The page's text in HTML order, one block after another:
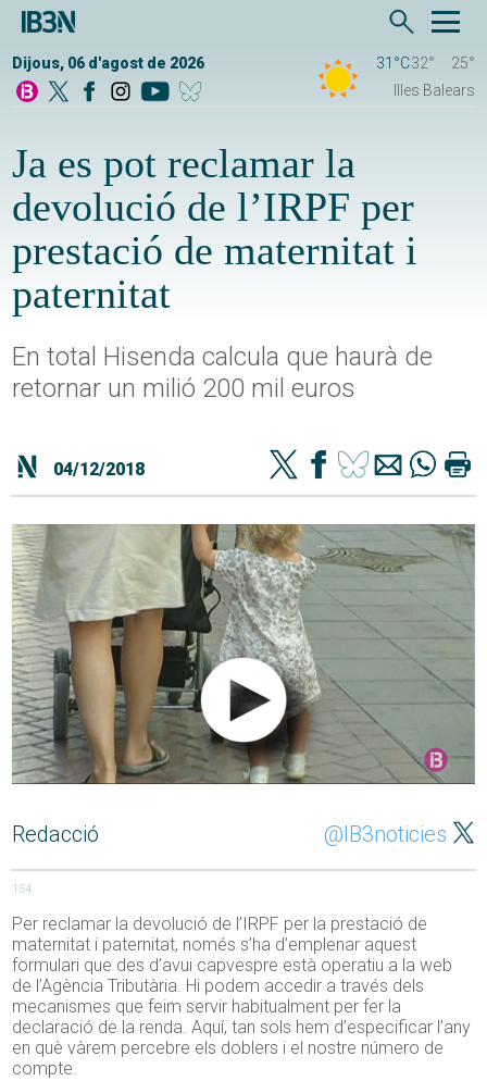
Dijous, 06 d'agost de 2026 31°C32°
25°
Illes Balears
Ja es pot reclamar la
devolució de l’IRPF per
prestació de maternitat i
paternitat
En total Hisenda calcula que haurà de
retornar un milió 200 mil euros
04/12/2018
Redacció @IB3noticies
154
Per reclamar la devolució de l’IRPF per la prestació de
maternitat i paternitat, només s’ha d’emplenar aquest
formulari que des d’avui capvespre està operatiu a la web
de l’Agència Tributària. Hi podem accedir a través dels
mecanismes que feim servir habitualment per fer la
declaració de la renda. Aquí, tan sols hem d’especificar l’any
en què vàrem percebre els doblers i el nostre número de
compte.